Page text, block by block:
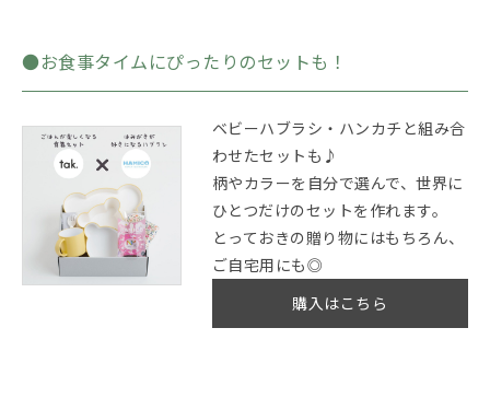
●お食事タイムにぴったりのセットも！
ベビーハブラシ・ハンカチと組み合
わせたセットも♪
柄やカラーを自分で選んで、世界に
ひとつだけのセットを作れます。
とっておきの贈り物にはもちろん、
ご自宅用にも◎
購入はこちら